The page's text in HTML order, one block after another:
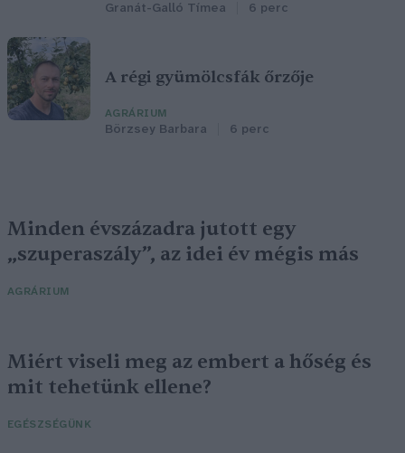
Granát-Galló Tímea 6 perc
A régi gyümölcsfák őrzője
AGRÁRIUM
Börzsey Barbara 6 perc
Minden évszázadra jutott egy
„szuperaszály”, az idei év mégis más
AGRÁRIUM
Miért viseli meg az embert a hőség és
mit tehetünk ellene?
EGÉSZSÉGÜNK